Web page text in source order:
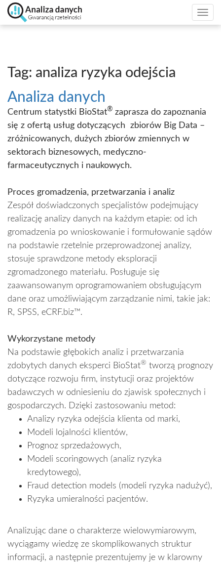
Tag: analiza ryzyka odejścia
Analiza danych
Centrum statystki BioStat® zaprasza do zapoznania
się z ofertą usług dotyczących
zbiorów Big Data –
zróżnicowanych, dużych zbiorów zmiennych w
sektorach biznesowych, medyczno-
farmaceutycznych i naukowych.
Proces gromadzenia, przetwarzania i analiz
Zespół doświadczonych specjalistów podejmujący
realizację analizy danych na każdym etapie: od ich
gromadzenia po wnioskowanie i formułowanie sądów
na podstawie rzetelnie przeprowadzonej analizy,
stosuje sprawdzone metody eksploracji
zgromadzonego materiału. Posługuje się
zaawansowanym oprogramowaniem obsługującym
dane oraz umożliwiającym zarządzanie nimi, takie jak:
R, SPSS, eCRF.biz™.
Wykorzystane metody
Na podstawie głębokich analiz i przetwarzania
zdobytych danych eksperci BioStat® tworzą prognozy
dotyczące rozwoju firm, instytucji oraz projektów
badawczych w odniesieniu do zjawisk społecznych i
gospodarczych. Dzięki zastosowaniu metod:
Analizy ryzyka odejścia klienta od marki,
Modeli lojalności klientów,
Prognoz sprzedażowych,
Modeli scoringowych (analiz ryzyka
kredytowego),
Fraud detection models (modeli ryzyka nadużyć),
Ryzyka umieralności pacjentów.
Analizując dane o charakterze wielowymiarowym,
wyciągamy wiedzę ze skomplikowanych struktur
informacji, a następnie prezentujemy je w klarowny